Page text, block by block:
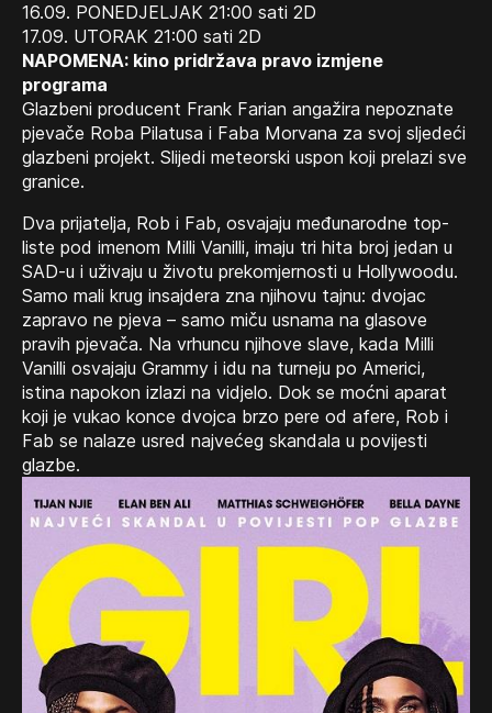
16.09. PONEDJELJAK 21:00 sati 2D
17.09. UTORAK 21:00 sati 2D
NAPOMENA: kino pridržava pravo izmjene
programa
Glazbeni producent Frank Farian angažira nepoznate
pjevače Roba Pilatusa i Faba Morvana za svoj sljedeći
glazbeni projekt. Slijedi meteorski uspon koji prelazi sve
granice.
Dva prijatelja, Rob i Fab, osvajaju međunarodne top-
liste pod imenom Milli Vanilli, imaju tri hita broj jedan u
SAD-u i uživaju u životu prekomjernosti u Hollywoodu.
Samo mali krug insajdera zna njihovu tajnu: dvojac
zapravo ne pjeva – samo miču usnama na glasove
pravih pjevača. Na vrhuncu njihove slave, kada Milli
Vanilli osvajaju Grammy i idu na turneju po Americi,
istina napokon izlazi na vidjelo. Dok se moćni aparat
koji je vukao konce dvojca brzo pere od afere, Rob i
Fab se nalaze usred najvećeg skandala u povijesti
glazbe.